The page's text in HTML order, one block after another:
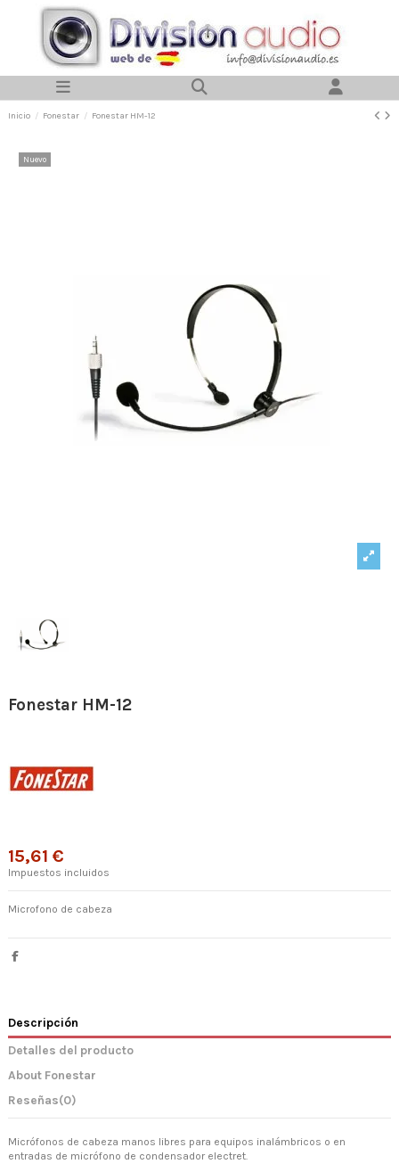
Inicio Fonestar Fonestar HM-12
Nuevo
Fonestar HM-12
15,61 €
Impuestos incluidos
Microfono de cabeza
Descripción
Detalles del producto
About Fonestar
Reseñas(0)
Micrófonos de cabeza manos libres para equipos inalámbricos o en
entradas de micrófono de condensador electret.